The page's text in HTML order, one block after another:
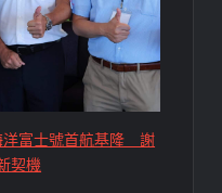
洋富士號首航基隆 謝
契機